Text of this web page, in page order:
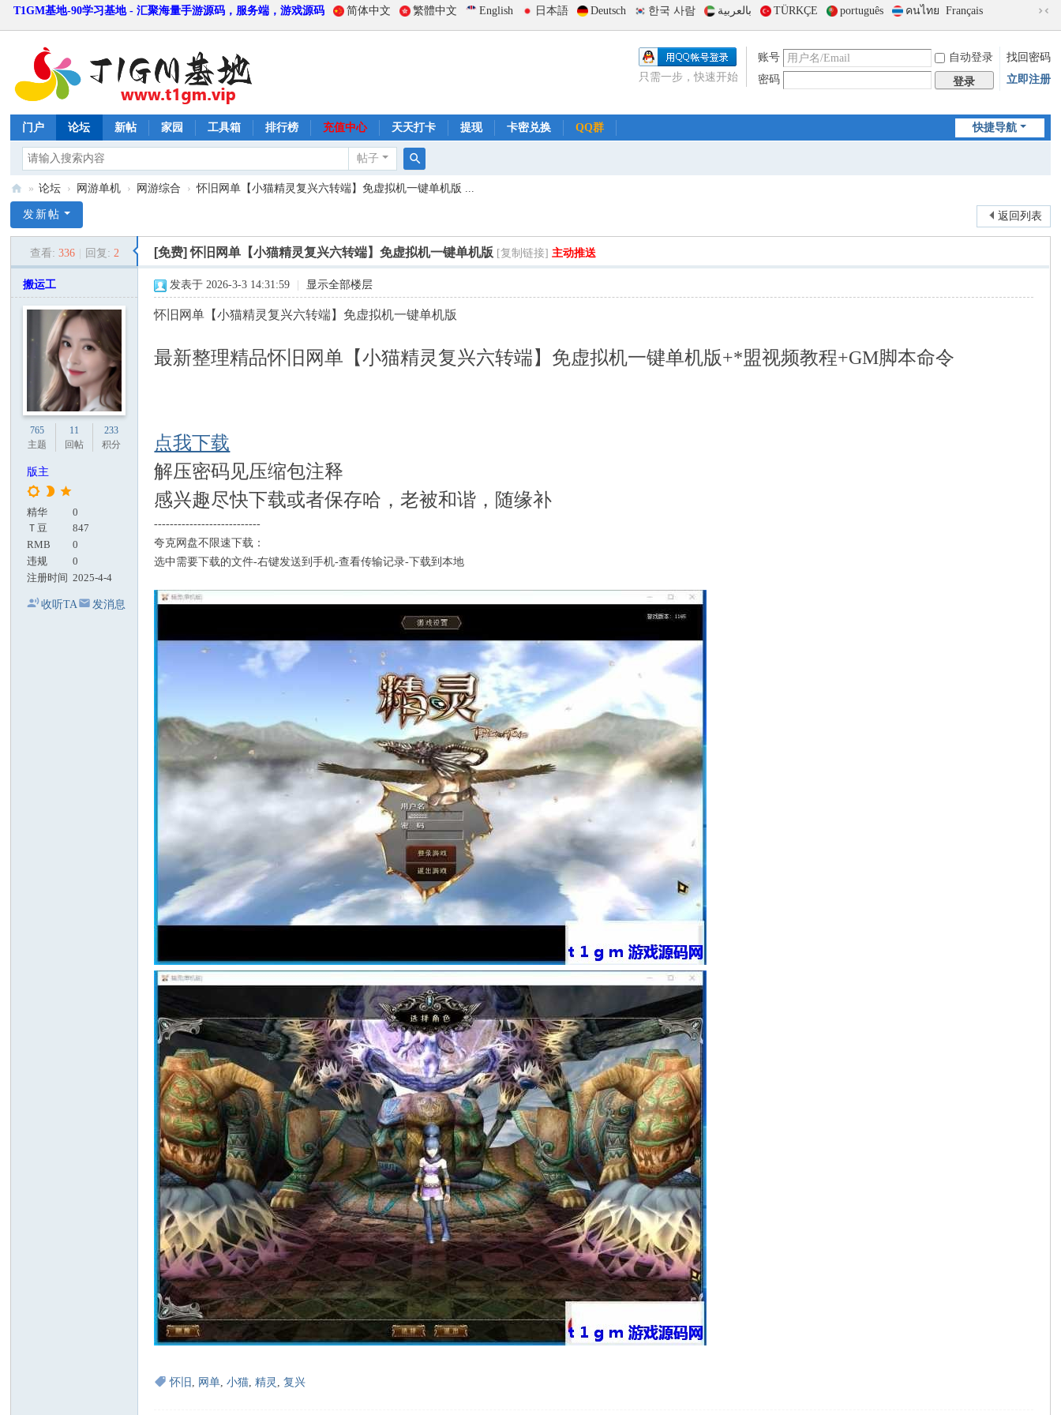
T1GM基地-90学习基地 - 汇聚海量手游源码，服务端，游戏源码 简体中文 繁體中文 English 日本語 Deutsch 한국 사람 بالعربية TÜRKÇE português คนไทย Français
到
版
账号 自动登录
找回密码
密码
登录 立即注册
只需一步，快速开始
快捷导航
门户 论坛 新帖 家园 工具箱 排行榜 充值中心 天天打卡 提现 卡密兑换 QQ群
帖子
搜
1
» 论坛 › 网游单机 › 网游综合 › 怀旧网单【小猫精灵复兴六转端】免虚拟机一键单机版 ...
返回列表
发新帖
查看: 336 回复: 2 [免费]怀旧网单【小猫精灵复兴六转端】免虚拟机一键单机版 [复制链接] 主动推送
搬运工
765
主题
11
回帖
233
积分
版主
精华
0
Ｔ豆
847
RMB
0
违规
0
注册时间 2025-4-4
收听TA 发消息
发表于 2026-3-3 14:31:59 显示全部楼层
怀旧网单【小猫精灵复兴六转端】免虚拟机一键单机版
最新整理精品怀旧网单【小猫精灵复兴六转端】免虚拟机一键单机版+*盟视频教程+GM脚本命令
点我下载
解压密码见压缩包注释
感兴趣尽快下载或者保存哈，老被和谐，随缘补
---------------------------
夸克网盘不限速下载：
选中需要下载的文件-右键发送到手机-查看传输记录-下载到本地
怀旧 , 网单,小猫,精灵 ,复兴